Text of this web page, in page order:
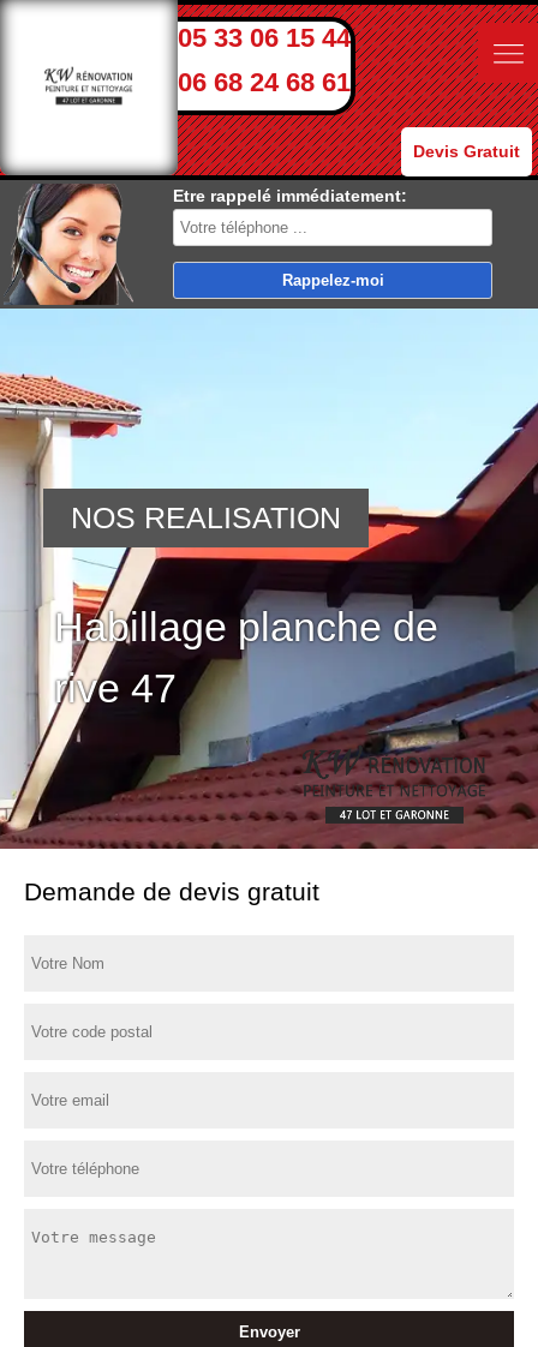
05 33 06 15 44
06 68 24 68 61
Devis Gratuit
Etre rappelé immédiatement:
Habillage planche de
rive 47
NOS REALISATION
Demande de devis gratuit